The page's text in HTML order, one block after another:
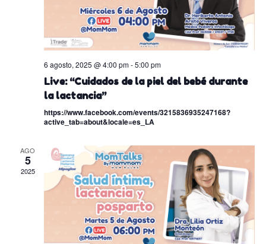
6 agosto, 2025 @ 4:00 pm-5:00 pm
Live: “Cuidados de la piel del bebé durante
la lactancia”
https://www.facebook.com/events/3215836935247168?
active_tab=about&locale=es_LA
AGO
5
2025